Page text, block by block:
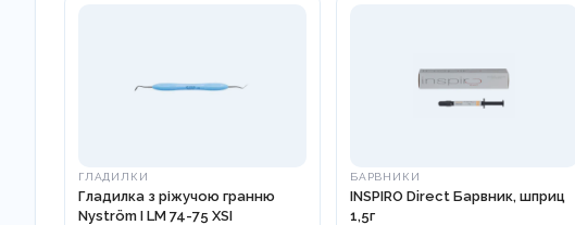
ГЛАДИЛКИ
Гладилка з ріжучою гранню
Nyström I LM 74-75 XSI
БАРВНИКИ
INSPIRO Direct Барвник, шприц
1,5г